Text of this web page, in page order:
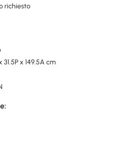
richiesto
x 149.5A cm